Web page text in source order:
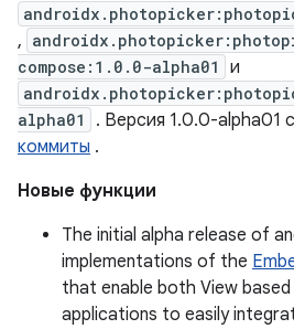
,
compose:1.0.0-alpha01
и
alpha01
. Версия 1.0.0-alpha01
коммиты .
Новые функции
The initial alpha release of
implementations of the
that enable both View
applications to easily